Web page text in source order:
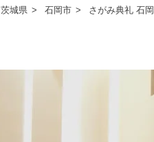
茨城県 石岡市 さがみ典礼 石